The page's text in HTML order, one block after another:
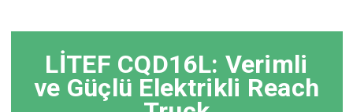
LİTEF CQD16L: Verimli
ve Güçlü Elektrikli Reach